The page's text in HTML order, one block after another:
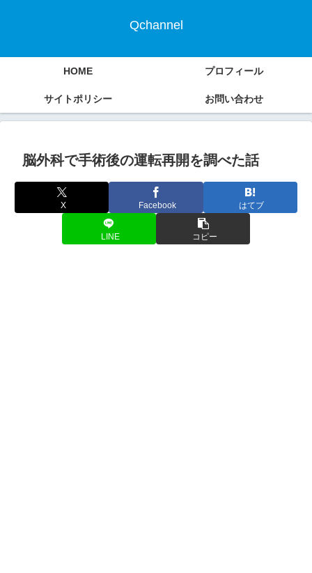
Qchannel
HOME プロフィール
サイトポリシー お問い合わせ
脳外科で手術後の運転再開を調べた話
X Facebook はてブ
LINE コピー